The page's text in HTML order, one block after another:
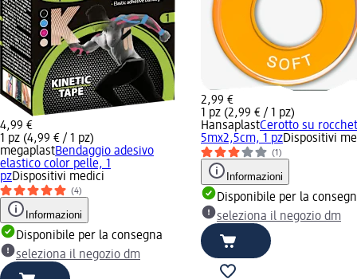
4,99 €
1 pz (4,99 € / 1 pz)
megaplastBendaggio adesivo
elastico color pelle, 1
pzDispositivi medici
(4)
Informazioni
Disponibile per la consegna
seleziona il negozio dm
2,99 €
1 pz (2,99 € / 1 pz)
HansaplastCerotto su
5mx2,5cm, 1 pzDispositivi
(1)
Informazioni
Disponibile per la
seleziona il negozio dm